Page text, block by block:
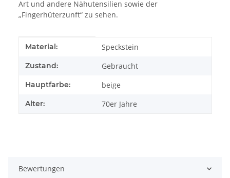
Art und andere Nähutensilien sowie der
„Fingerhüterzunft“ zu sehen.
Produkteigenschaft
Wert
Material: Speckstein
Zustand: Gebraucht
Hauptfarbe: beige
Alter: 70er Jahre
Bewertungen